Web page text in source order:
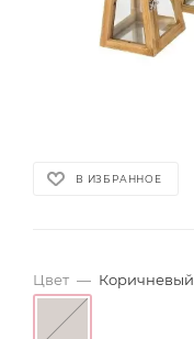
В ИЗБРАННОЕ
Цвет — Коричневый